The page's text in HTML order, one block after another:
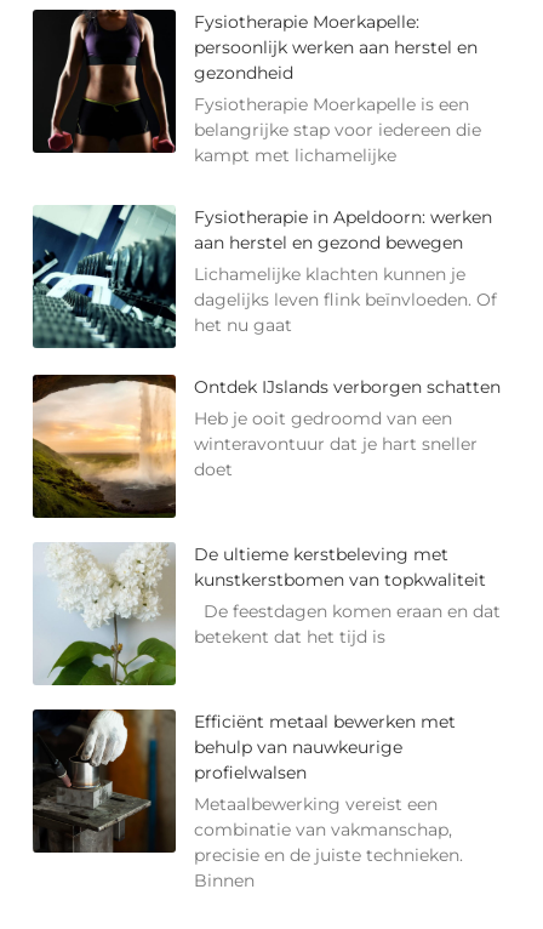
Fysiotherapie Moerkapelle:
persoonlijk werken aan herstel en
gezondheid
Fysiotherapie Moerkapelle is een
belangrijke stap voor iedereen die
kampt met lichamelijke
Fysiotherapie in Apeldoorn: werken
aan herstel en gezond bewegen
Lichamelijke klachten kunnen je
dagelijks leven flink beïnvloeden. Of
het nu gaat
Ontdek IJslands verborgen schatten
Heb je ooit gedroomd van een
winteravontuur dat je hart sneller
doet
De ultieme kerstbeleving met
kunstkerstbomen van topkwaliteit
De feestdagen komen eraan en dat
betekent dat het tijd is
Efficiënt metaal bewerken met
behulp van nauwkeurige
profielwalsen
Metaalbewerking vereist een
combinatie van vakmanschap,
precisie en de juiste technieken.
Binnen